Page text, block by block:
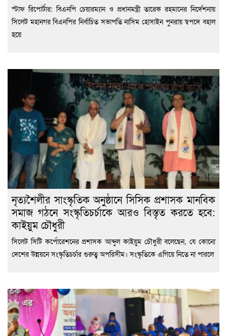
স্টাফ রিপোর্টার: বিএনপি চেয়ারম্যান ও প্রধানমন্ত্রী তারেক রহমানের নির্দেশনায়
সিলেট মহানগর বিএনপির নির্বাচিত সভাপতি নাসিম হোসাইন পুনরায় স্বপদে বহাল
হয়ে
নৃত্যশৈলীর সাংস্কৃতিক অনুষ্ঠানে সিসিক প্রশাসক মানবিক
সমাজ গঠনে সংস্কৃতিচর্চাকে আরও বিস্তৃত করতে হবে:
কাইয়ুম চৌধুরী
সিলেট সিটি কর্পোরেশনের প্রশাসক আব্দুল কাইয়ুম চৌধুরী বলেছেন, যে কোনো
দেশের উন্নয়নে সংস্কৃতিচর্চার গুরুত্ব অপরিসীম। সংস্কৃতিকে এগিয়ে নিতে না পারলে